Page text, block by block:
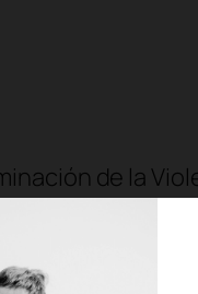
de la
ha
en